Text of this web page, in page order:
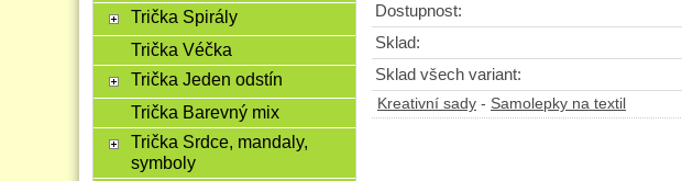
Dostupnost:
Sklad:
Sklad všech variant:
Kreativní sady - Samolepky na textil
Trička Spirály
Trička Véčka
Trička Jeden odstín
Trička Barevný mix
Trička Srdce, mandaly,
symboly